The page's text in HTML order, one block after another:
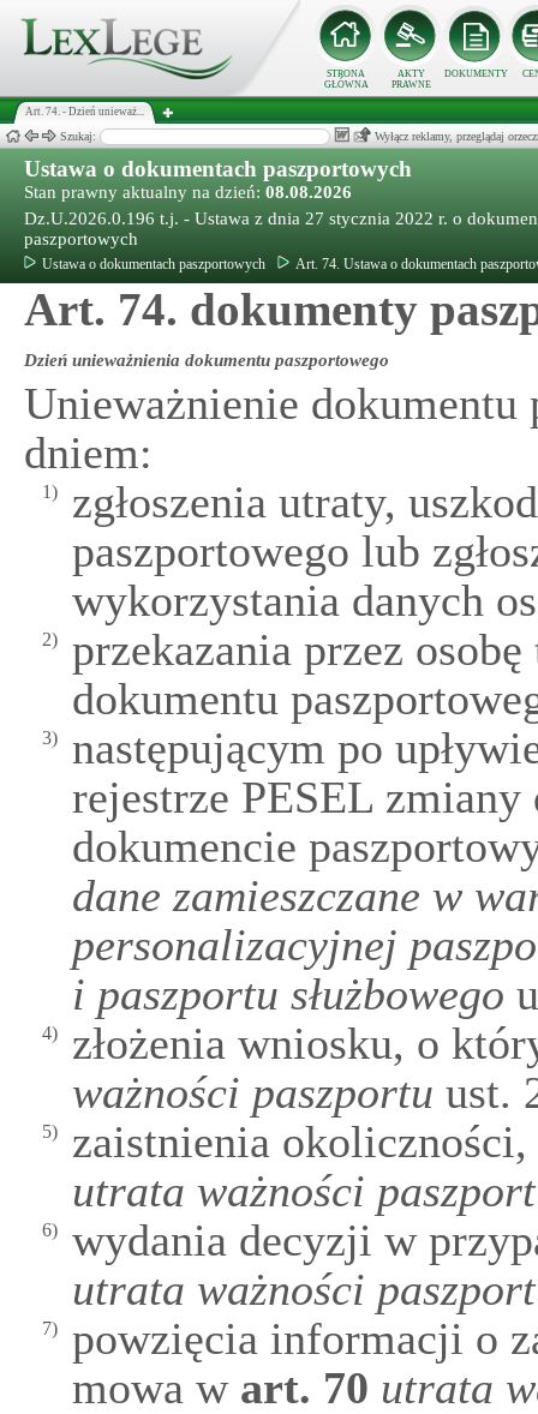
STRONA
GŁÓWNA
AKTY
PRAWNE
DOKUMENTY
Art. 74. - Dzień unieważ...
Szukaj: Wyłącz reklamy, przeglądaj
Ustawa o dokumentach paszportowych
Stan prawny aktualny na dzień: 08.08.2026
Dz.U.2026.0.196 t.j. - Ustawa z dnia 27 stycznia 2022 r. o
paszportowych
Ustawa o dokumentach paszportowych Art. 74. Ustawa o dokumentach
Art. 74. dokumenty
Dzień unieważnienia dokumentu paszportowego
Unieważnienie dokumentu
dniem:
1)
zgłoszenia utraty,
paszportowego lub
wykorzystania danych
2)
przekazania przez
dokumentu
3)
następującym po
rejestrze PESEL
dokumencie
dane zamieszczane w
personalizacyjnej
i paszportu służbowego
4)
złożenia wniosku, o
ważności paszportu ust.
5)
zaistnienia
utrata ważności
6)
wydania decyzji w
utrata ważności
7)
powzięcia informacji o
mowa wart. 70 utrata